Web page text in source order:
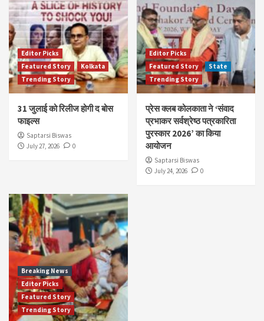
Editor Picks
Featured Story
Kolkata
Trending Story
31 जुलाई को रिलीज होगी द बोस
फाइल्स
Saptarsi Biswas
July 27, 2026
0
Editor Picks
Featured Story
State
Trending Story
प्रेस क्लब कोलकाता ने ‘संवाद
प्रभाकर सर्वश्रेष्ठ पत्रकारिता
पुरस्कार 2026’ का किया
आयोजन
Saptarsi Biswas
July 24, 2026
0
Breaking News
Editor Picks
Featured Story
Trending Story